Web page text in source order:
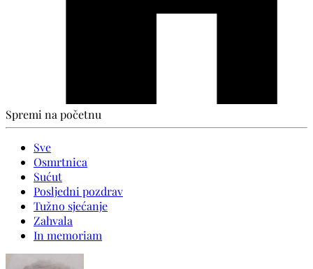
Spremi na početnu
Sve
Osmrtnica
Sućut
Posljedni pozdrav
Tužno sjećanje
Zahvala
In memoriam